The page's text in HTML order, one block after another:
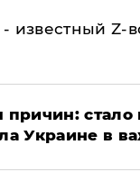
известный Z-
причин:
Украине в